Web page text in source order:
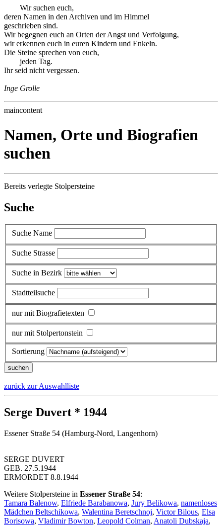
Wir suchen euch,
deren Namen in den Archiven und im Himmel
geschrieben sind.
Wir begegnen euch an Orten der Angst und Verfolgung,
wir erkennen euch in euren Kindern und Enkeln.
Die Steine sprechen von euch,
jeden Tag.
Ihr seid nicht vergessen.
Inge Grolle
maincontent
Namen, Orte und Biografien
suchen
Bereits verlegte Stolpersteine
Suche
Suche Name
Suche Strasse
Suche in Bezirk
Stadtteilsuche
nur mit Biografietexten
nur mit Stolpertonstein
Sortierung
zurück zur Auswahlliste
Serge Duvert * 1944
Essener Straße 54 (Hamburg-Nord, Langenhorn)
SERGE DUVERT
GEB. 27.5.1944
ERMORDET 8.8.1944
Weitere Stolpersteine in Essener Straße 54:
Tamara Balenow, Elfriede Barabanowa, Jury Belikowa, namenloses
Mädchen Beltschikowa, Walentina Beretschnoj, Victor Bilous, Elsa
Borisowa, Vladimir Bowton, Leopold Colman, Anatoli Dubskaja,